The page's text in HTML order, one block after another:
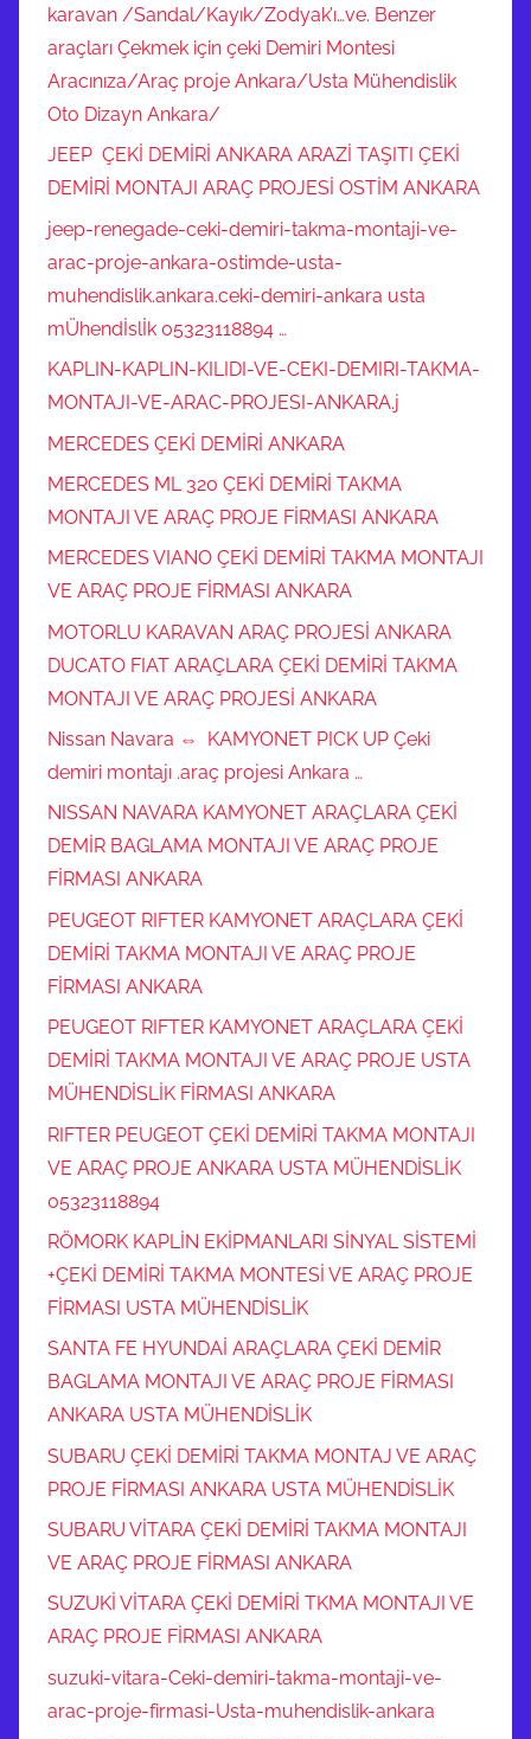
karavan /Sandal/Kayık/Zodyak’ı…ve. Benzer
araçları Çekmek için çeki Demiri Montesi
Aracınıza/Araç proje Ankara/Usta Mühendislik
Oto Dizayn Ankara/
JEEP ÇEKİ DEMİRİ ANKARA ARAZİ TAŞITI ÇEKİ
DEMİRİ MONTAJI ARAÇ PROJESİ OSTİM ANKARA
jeep-renegade-ceki-demiri-takma-montaji-ve-
arac-proje-ankara-ostimde-usta-
muhendislik.ankara.ceki-demiri-ankara usta
mÜhendİslİk 05323118894 …
KAPLIN-KAPLIN-KILIDI-VE-CEKI-DEMIRI-TAKMA-
MONTAJI-VE-ARAC-PROJESI-ANKARA.j
MERCEDES ÇEKİ DEMİRİ ANKARA
MERCEDES ML 320 ÇEKİ DEMİRİ TAKMA
MONTAJI VE ARAÇ PROJE FİRMASI ANKARA
MERCEDES VIANO ÇEKİ DEMİRİ TAKMA MONTAJI
VE ARAÇ PROJE FİRMASI ANKARA
MOTORLU KARAVAN ARAÇ PROJESİ ANKARA
DUCATO FIAT ARAÇLARA ÇEKİ DEMİRİ TAKMA
MONTAJI VE ARAÇ PROJESİ ANKARA
Nissan Navara ⇔ KAMYONET PICK UP Çeki
demiri montajı .araç projesi Ankara …
NISSAN NAVARA KAMYONET ARAÇLARA ÇEKİ
DEMİR BAGLAMA MONTAJI VE ARAÇ PROJE
FİRMASI ANKARA
PEUGEOT RIFTER KAMYONET ARAÇLARA ÇEKİ
DEMİRİ TAKMA MONTAJI VE ARAÇ PROJE
FİRMASI ANKARA
PEUGEOT RIFTER KAMYONET ARAÇLARA ÇEKİ
DEMİRİ TAKMA MONTAJI VE ARAÇ PROJE USTA
MÜHENDİSLİK FİRMASI ANKARA
RIFTER PEUGEOT ÇEKİ DEMİRİ TAKMA MONTAJI
VE ARAÇ PROJE ANKARA USTA MÜHENDİSLİK
05323118894
RÖMORK KAPLİN EKİPMANLARI SİNYAL SİSTEMİ
+ÇEKİ DEMİRİ TAKMA MONTESİ VE ARAÇ PROJE
FİRMASI USTA MÜHENDİSLİK
SANTA FE HYUNDAİ ARAÇLARA ÇEKİ DEMİR
BAGLAMA MONTAJI VE ARAÇ PROJE FİRMASI
ANKARA USTA MÜHENDİSLİK
SUBARU ÇEKİ DEMİRİ TAKMA MONTAJ VE ARAÇ
PROJE FİRMASI ANKARA USTA MÜHENDİSLİK
SUBARU VİTARA ÇEKİ DEMİRİ TAKMA MONTAJI
VE ARAÇ PROJE FİRMASI ANKARA
SUZUKİ VİTARA ÇEKİ DEMİRİ TKMA MONTAJI VE
ARAÇ PROJE FİRMASI ANKARA
suzuki-vitara-Ceki-demiri-takma-montaji-ve-
arac-proje-firmasi-Usta-muhendislik-ankara